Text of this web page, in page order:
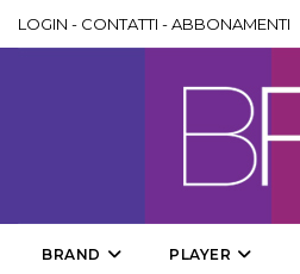
LOGIN - CONTATTI -ABBONAMENTI
BRAND PLAYER